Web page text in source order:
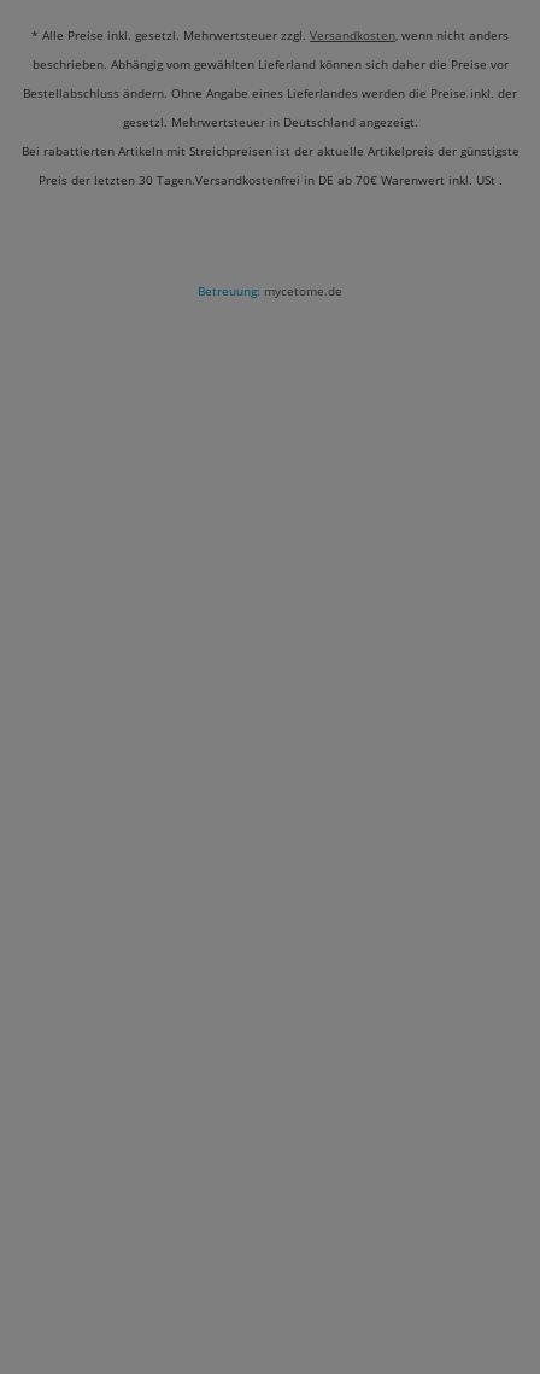
* Alle Preise inkl. gesetzl. Mehrwertsteuer zzgl. Versandkosten, wenn nicht anders
beschrieben. Abhängig vom gewählten Lieferland können sich daher die Preise vor
Bestellabschluss ändern. Ohne Angabe eines Lieferlandes werden die Preise inkl. der
gesetzl. Mehrwertsteuer in Deutschland angezeigt.
Bei rabattierten Artikeln mit Streichpreisen ist der aktuelle Artikelpreis der günstigste
Preis der letzten 30 Tagen.Versandkostenfrei in DE ab 70€ Warenwert inkl. USt .
Betreuung: mycetome.de